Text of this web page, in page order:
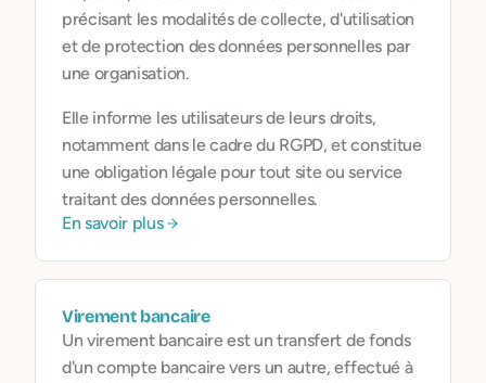
précisant les modalités de collecte, d'utilisation
et de protection des données personnelles par
une organisation.
Elle informe les utilisateurs de leurs droits,
notamment dans le cadre du RGPD, et constitue
une obligation légale pour tout site ou service
traitant des données personnelles.
En savoir plus
Virement bancaire
Un virement bancaire est un transfert de fonds
d'un compte bancaire vers un autre, effectué à